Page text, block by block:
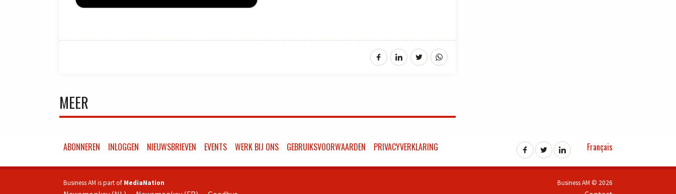
MEER
ABONNEREN INLOGGEN NIEUWSBRIEVEN EVENTS WERK BIJ ONS GEBRUIKSVOORWAARDEN PRIVACYVERKLARING Français
Business AM is part of MediaNation Business AM © 2026